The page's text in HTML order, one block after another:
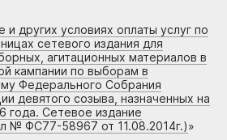
других условиях оплаты услуг по
сетевого издания для
агитационных материалов в
кампании по выборам в
Федерального Собрания
девятого созыва, назначенных на
года. Сетевое издание
№ ФС77-58967 от 11.08.2014г.)»